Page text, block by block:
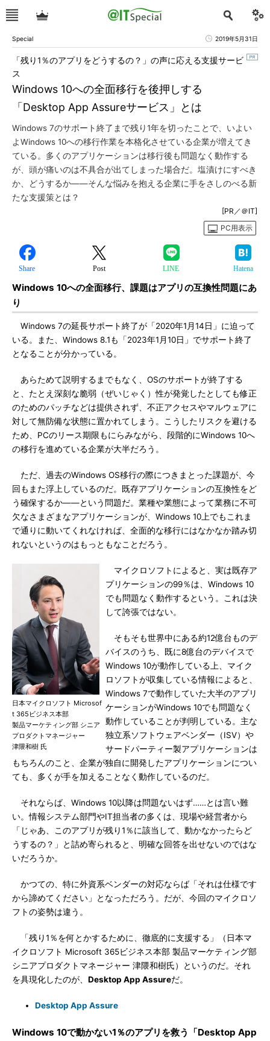
Special 2019年5月31日
Windows 10への全面移行を後押しする
「Desktop App Assureサービス」とは
「残り1％のアプリをどうするの？」の声に応える支援サービ
ス
Windows 7のサポート終了まで残り1年を切ったことで、いよい
よWindows 10への移行作業を本格化させている企業が増えてき
ている。多くのアプリケーションは移行後も問題なく動作する
が、頭が痛いのは不具合が出てしまった場合だ。塩漬けにすべき
か、どうするか――そんな悩みを抱える企業に手をさしのべる新
たな支援策とは？
[PR／＠IT]
PC用表示
Share Post LINE Hatena
Windows 10への全面移行、課題はアプリの互換性問題にあ
り
Windows 7の延長サポート終了が「2020年1月14日」に迫って
いる。また、Windows 8.1も「2023年1月10日」でサポート終了
となることが分かっている。
あらためて説明するまでもなく、OSのサポートが終了する
と、たとえ深刻な脆弱（ぜいじゃく）性が発覚したとしても修正
のためのパッチなどは提供されず、不正アクセスやマルウェアに
対して無防備な状態に置かれてしまう。こうしたリスクを避ける
ため、PCのリース期限もにらみながら、段階的にWindows 10へ
の移行を進めている企業が大半だろう。
ただ、過去のWindows OS移行の際につきまとった課題が、今
回もまた浮上しているのだ。既存アプリケーションの互換性をど
う確保するか――という問題だ。業種や業態によって業務に不可
欠なさまざまなアプリケーションが、Windows 10上でもこれま
で通りに動いてくれなければ、全面的な移行にはなかなか踏み切
れないというのはもっともなことだろう。
日本マイクロソフト Microsof
t 365ビジネス本部
製品マーケティング部 シニア
プロダクトマネージャー
津隈和樹 氏
マイクロソフトによると、実は既存ア
プリケーションの99％は、Windows 10
でも問題なく動作するという。これは決
して誇張ではない。
そもそも世界中にある約12億台ものデ
バイスのうち、既に8億台のデバイスで
Windows 10が動作している上、マイク
ロソフトが収集している情報によると、
Windows 7で動作していた大半のアプリ
ケーションがWindows 10でも問題なく
動作していることが判明している。主な
独立系ソフトウェアベンダー（ISV）や
サードパーティー製アプリケーションは
もちろんのこと、企業が独自に開発したアプリケーションについ
ても、多くが手を加えることなく動作しているのだ。
それならば、Windows 10以降は問題ないはず……とは言い難
い。情報システム部門やIT担当者の多くは、現場や経営者から
「じゃあ、このアプリが残り1％に該当して、動かなかったらど
うするの？」と詰め寄られると、明確な回答を出せないのではな
いだろうか。
かつての、特に外資系ベンダーの対応ならば「それは仕様です
から諦めてください」となっただろう。だが、今回のマイクロソ
フトの姿勢は違う。
「残り1％を何とかするために、徹底的に支援する」（日本マ
イクロソフト Microsoft 365ビジネス本部 製品マーケティング部
シニアプロダクトマネージャー 津隈和樹氏）というのだ。それ
を具現化したのが、 Desktop App Assureだ。
Desktop App Assure
Windows 10で動かない1％のアプリを救う「Desktop App